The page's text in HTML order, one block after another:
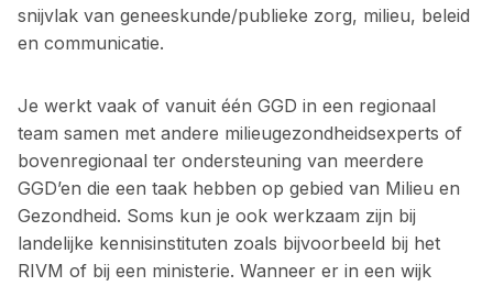
snijvlak van geneeskunde/publieke zorg, milieu, beleid
en communicatie.
Je werkt vaak of vanuit één GGD in een regionaal
team samen met andere milieugezondheidsexperts of
bovenregionaal ter ondersteuning van meerdere
GGD’en die een taak hebben op gebied van Milieu en
Gezondheid. Soms kun je ook werkzaam zijn bij
landelijke kennisinstituten zoals bijvoorbeeld bij het
RIVM of bij een ministerie. Wanneer er in een wijk